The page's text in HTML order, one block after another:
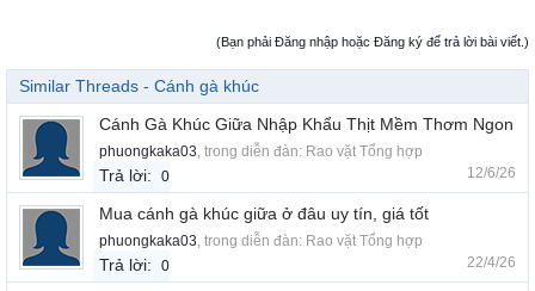
(Bạn phải Đăng nhập hoặc Đăng ký để trả lời bài viết.)
Similar Threads - Cánh gà khúc
Cánh Gà Khúc Giữa Nhập Khẩu Thịt Mềm Thơm Ngon
phuongkaka03, trong diễn đàn: Rao vặt Tổng hợp
Trả lời: 0 12/6/26
Mua cánh gà khúc giữa ở đâu uy tín, giá tốt
phuongkaka03, trong diễn đàn: Rao vặt Tổng hợp
Trả lời: 0 22/4/26